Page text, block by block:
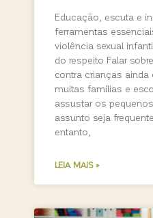
Educação, escuta e
ferramentas
violência sexual
do respeito Falar
contra crianças
muitas famílias e
assustar os
assunto seja
entanto,
LEIA MAIS »